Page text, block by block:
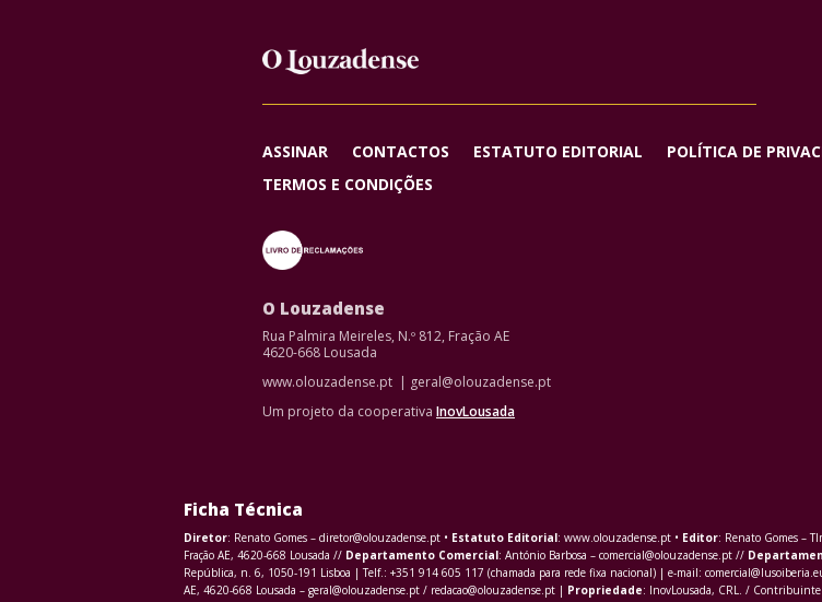
ASSINAR CONTACTOS ESTATUTO EDITORIAL
POLÍTICA DE
TERMOS E CONDIÇÕES
O Louzadense
Rua Palmira Meireles, N.º 812, Fração AE
4620-668 Lousada
www.olouzadense.pt | geral@olouzadense.pt
Um projeto da cooperativa InovLousada
Ficha Técnica
Diretor: Renato Gomes – diretor@olouzadense.pt • Estatuto Editorial: www.olouzadense.pt • Editor: Renato Gomes –
Fração AE, 4620-668 Lousada // Departamento Comercial: António Barbosa – comercial@olouzadense.pt //
República, n. 6, 1050-191 Lisboa | Telf.: +351 914 605 117 (chamada para rede fixa nacional) | e-mail:
AE, 4620-668 Lousada – geral@olouzadense.pt / redacao@olouzadense.pt | Propriedade: InovLousada, CRL. /